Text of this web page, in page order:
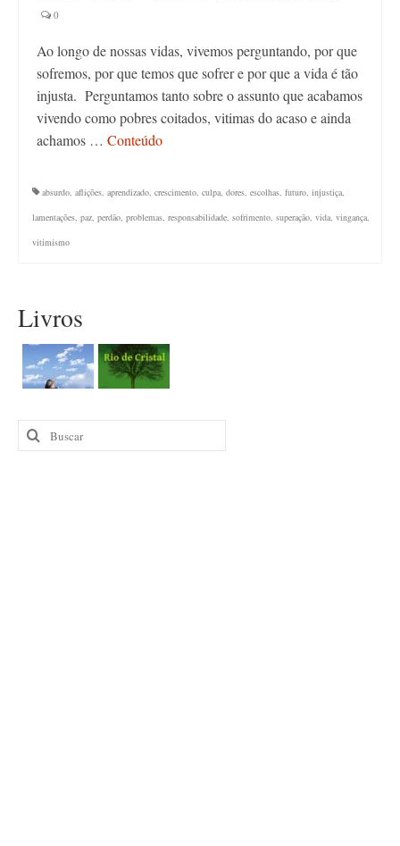
0
Ao longo de nossas vidas, vivemos perguntando, por que
sofremos, por que temos que sofrer e por que a vida é tão
injusta. Perguntamos tanto sobre o assunto que acabamos
vivendo como pobres coitados, vitimas do acaso e ainda
achamos … Conteúdo
absurdo, aflições, aprendizado, crescimento, culpa, dores, escolhas, futuro, injustiça,
lamentações, paz, perdão, problemas, responsabilidade, sofrimento, superação, vida, vingança,
vitimismo
Livros
Buscar
por: